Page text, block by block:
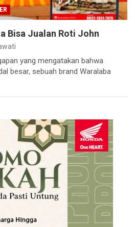
Bisa Jualan Roti John
yang mengatakan bahwa
besar, sebuah brand Waralaba